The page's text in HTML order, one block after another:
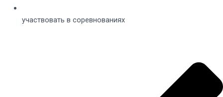
участвовать в соревнованиях